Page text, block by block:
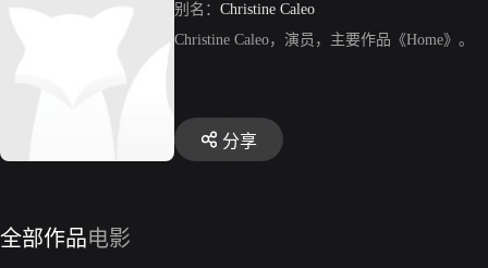
别名： Christine Caleo
Christine Caleo，演员，主要作品《Home》。
分享
全部作品电影